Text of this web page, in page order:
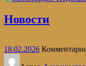
Новости
18.02.2026